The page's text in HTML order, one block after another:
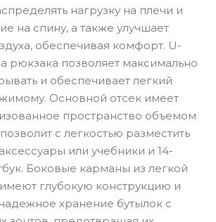
нагрузку на плечи и
на спину, а также улучшает
обеспечивая комфорт. U-
рюкзака позволяет максимально
и обеспечивает легкий
Основной отсек имеет
пространство объемом
с легкостью разместить
или учебники и 14-
Боковые карманы из легкой
имеют глубокую конструкцию и
хранение бутылок с